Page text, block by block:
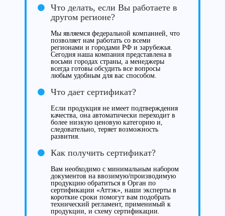
Что делать, если Вы работаете в
другом регионе?
Мы являемся федеральной компанией, что
позволяет нам работать со всеми
регионами и городами РФ и зарубежья.
Сегодня наша компания представлена в
восьми городах страны, а менеджеры
всегда готовы обсудить все вопросы
любым удобным для вас способом.
Что дает сертификат?
Если продукция не имеет подтверждения
качества, она автоматически переходит в
более низкую ценовую категорию и,
следовательно, теряет возможность
развития.
Как получить сертификат?
Вам необходимо с минимальным набором
документов на ввозимую/производимую
продукцию обратиться в Орган по
сертификации «Аттэк», наши эксперты в
короткие сроки помогут вам подобрать
технический регламент, применимый к
продукции, и схему сертификации.